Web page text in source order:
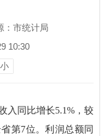
：市统计局
10:30
小
入同比增长5.1%，较
第7位。利润总额同